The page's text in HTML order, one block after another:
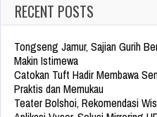
RECENT POSTS
Tongseng Jamur, Sajian Gurih
Makin Istimewa
Catokan Tuft Hadir Membawa
Praktis dan Memukau
Teater Bolshoi, Rekomendasi